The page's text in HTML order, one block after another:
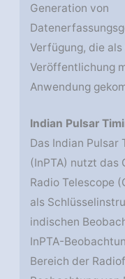
Generation von
Verfügung, die
Veröffentlichung
Anwendung
Indian Pulsar
Das Indian Pulsar
(InPTA) nutzt das
Radio Telescope
als
indischen
InPTA-
Bereich der